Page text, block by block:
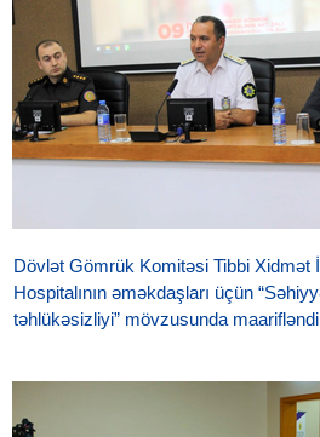
Dövlət Gömrük Komitəsi Tibbi Xidmət
Hospitalının əməkdaşları üçün
təhlükəsizliyi” mövzusunda